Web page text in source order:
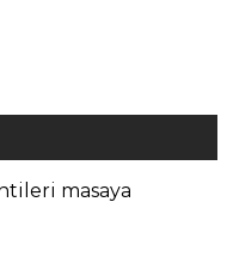
masaya